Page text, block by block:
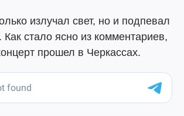
излучал свет, но и подпевал
стало ясно из комментариев,
прошел в Черкассах.